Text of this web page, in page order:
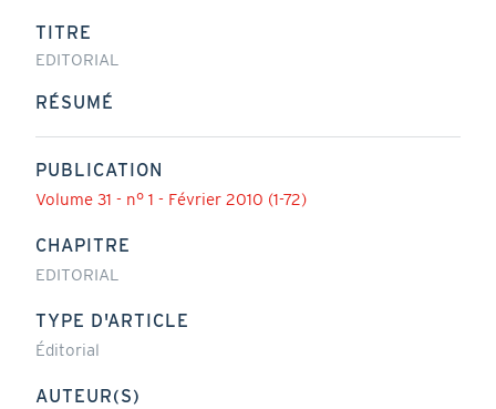
TITRE
EDITORIAL
RÉSUMÉ
PUBLICATION
Volume 31 - n° 1 - Février 2010 (1-72)
CHAPITRE
EDITORIAL
TYPE D'ARTICLE
Éditorial
AUTEUR(S)